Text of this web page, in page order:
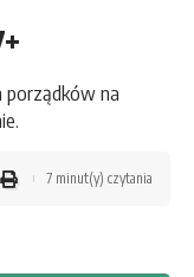
na
7 minut(y) czytania